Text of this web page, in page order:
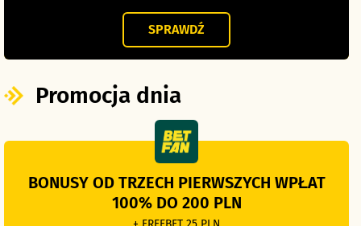
SPRAWDŹ
Promocja dnia
BONUSY OD TRZECH PIERWSZYCH WPŁAT
100% DO 200 PLN